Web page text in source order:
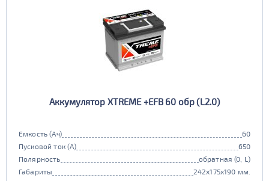
Аккумулятор XTREME +EFB 60 обр (L2.0)
Емкость (Ач)
60
Пусковой ток (А)
650
Полярность
обратная (0, L)
Габариты
242x175x190 мм.